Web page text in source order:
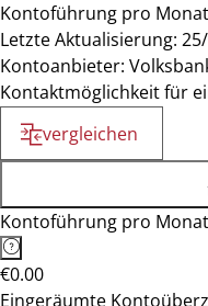
Kontoführung pro Monat
Letzte Aktualisierung:
Kontoanbieter:
Kontaktmöglichkeit für
vergleichen
Kontoführung pro Monat
€0.00
Eingeräumte